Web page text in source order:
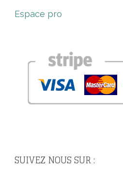
Espace pro
SUIVEZ NOUS SUR :